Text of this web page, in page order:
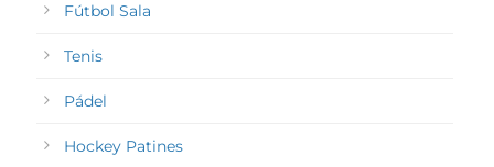
Fútbol Sala
Tenis
Pádel
Hockey Patines